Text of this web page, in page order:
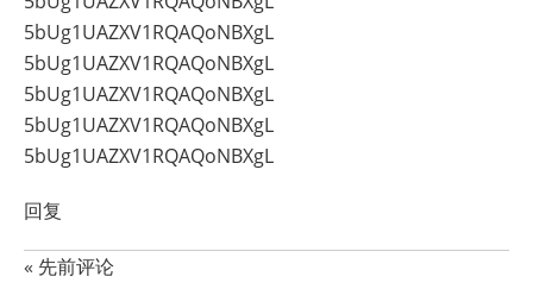
5bUg1UAZXV1RQAQoNBXgL
5bUg1UAZXV1RQAQoNBXgL
5bUg1UAZXV1RQAQoNBXgL
5bUg1UAZXV1RQAQoNBXgL
5bUg1UAZXV1RQAQoNBXgL
回复
« 先前评论